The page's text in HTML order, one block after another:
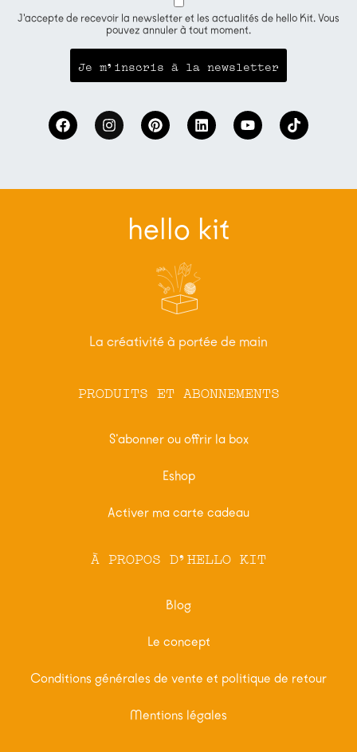
J'accepte de recevoir la newsletter et les actualités de hello Kit. Vous
pouvez annuler à tout moment.
hello kit
La créativité à portée de main
PRODUITS ET ABONNEMENTS
S’abonner ou offrir la box
Eshop
Activer ma carte cadeau
À PROPOS D'HELLO KIT
Blog
Le concept
Conditions générales de vente et politique de retour
Mentions légales